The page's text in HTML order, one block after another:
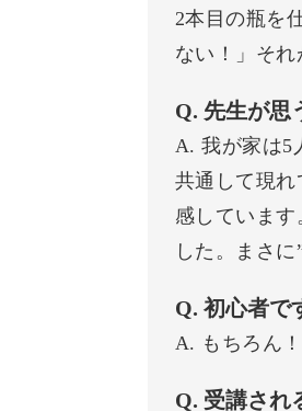
2本目の瓶を
ない！」それ
Q. 先生が思
A. 我が家は5
共通して現
感していま
した。まさ
Q. 初心者で
A. もちろん
Q. 受講され